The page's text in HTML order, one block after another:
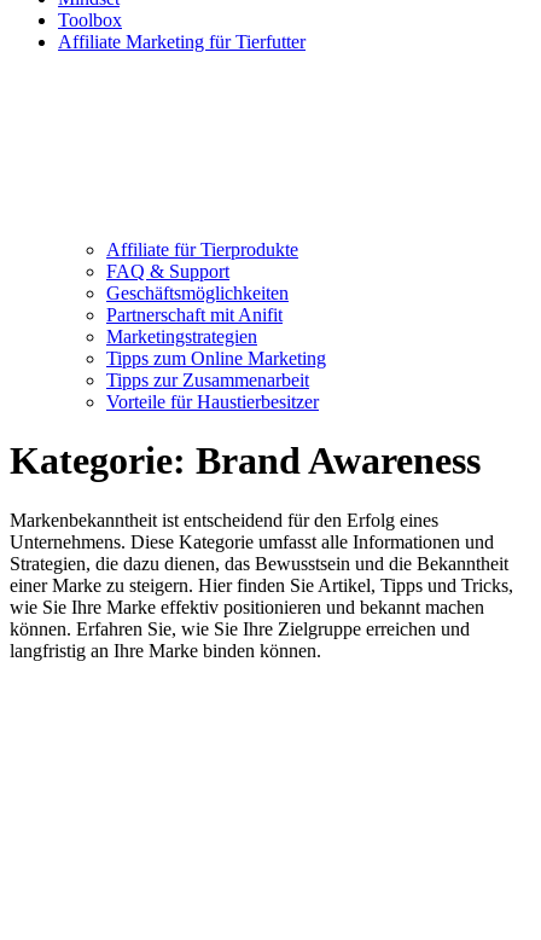
Toolbox
Affiliate Marketing für Tierfutter
Affiliate für Tierprodukte
FAQ & Support
Geschäftsmöglichkeiten
Partnerschaft mit Anifit
Marketingstrategien
Tipps zum Online Marketing
Tipps zur Zusammenarbeit
Vorteile für Haustierbesitzer
Kategorie: Brand Awareness
Markenbekanntheit ist entscheidend für den Erfolg eines
Unternehmens. Diese Kategorie umfasst alle Informationen und
Strategien, die dazu dienen, das Bewusstsein und die Bekanntheit
einer Marke zu steigern. Hier finden Sie Artikel, Tipps und Tricks,
wie Sie Ihre Marke effektiv positionieren und bekannt machen
können. Erfahren Sie, wie Sie Ihre Zielgruppe erreichen und
langfristig an Ihre Marke binden können.